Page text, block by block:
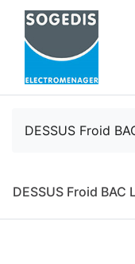
DESSUS Froid
DESSUS Froid BAC